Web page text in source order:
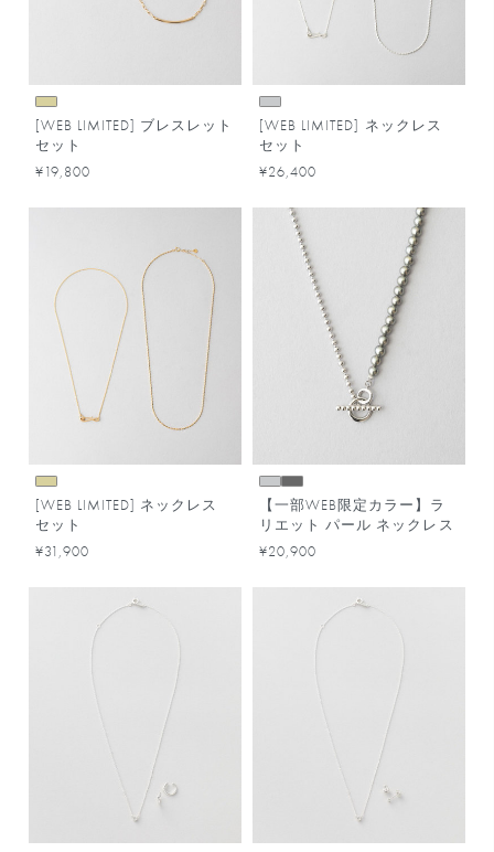
[WEB LIMITED] ブレスレット
セット
¥19,800
[WEB LIMITED] ネックレス
セット
¥26,400
[WEB LIMITED] ネックレス
セット
¥31,900
【一部WEB限定カラー】ラ
リエット パール ネックレス
¥20,900